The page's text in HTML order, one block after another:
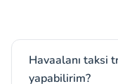
Havaalanı taksi
yapabilirim?